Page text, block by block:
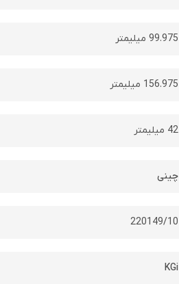
99.975 میلیمتر
156.975 میلیمتر
42 میلیمتر
چینی
220149/10
KGi